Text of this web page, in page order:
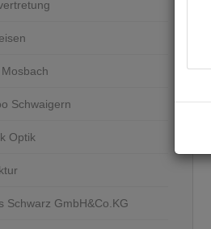
Schwaigern
Optik
Schwarz GmbH&Co.KG